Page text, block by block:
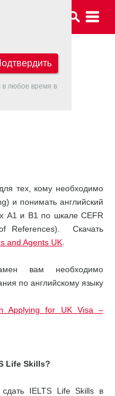
тех, кому необходимо
и понимать английский
А1 и В1 по шкале CEFR
References). Скачать
and Agents UK
вам необходимо
по английскому языку
Applying for UK Visa –
Life Skills?
IELTS Life Skills в
любое время в